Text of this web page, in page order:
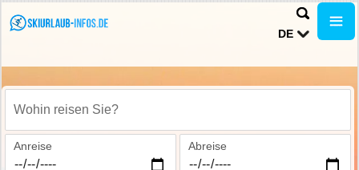
DE
Wohin reisen Sie?
Anreise Abreise